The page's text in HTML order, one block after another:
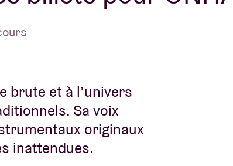
brute et à l’univers
Sa voix
originaux
inattendues.